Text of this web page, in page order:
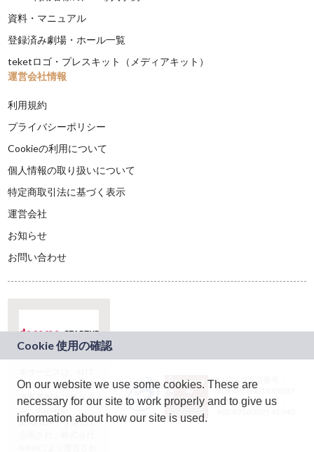
資料・マニュアル
登録済み劇場・ホール一覧
teketロゴ・プレスキット（メディアキット）
運営会社情報
利用規約
プライバシーポリシー
Cookieの利用について
個人情報の取り扱いについて
特定商取引法に基づく表示
運営会社
お知らせ
お問い合わせ
ドコモグループの新
規事業創出プログラ
ム「docomo
STARTUP」を通じて
JASRAC許諾番号：
9024936001Y45037
JASRAC許諾番号：
On our website we use some cookies. These are
necessary for our site to work properly and to give us
information about how our site is used.